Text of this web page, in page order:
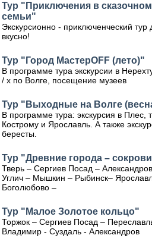
Тур "Приключения в
семьи"
Экскурсионно - приключенческий
вкусно!
Тур "Город МастерOFF (лето)"
В программе тура экскурсии в
/ х по Волге, посещение музеев
Тур "Выходные на Волге
В программе тура: экскурсия в Плес,
Кострому и Ярославль. А также
бересты.
Тур "Древние города –
Тверь – Сергиев Посад –
Углич – Мышкин – Рыбинск–
Боголюбово –
Тур "Малое Золотое кольцо"
Торжок – Сергиев Посад –
Владимир - Суздаль - Александров